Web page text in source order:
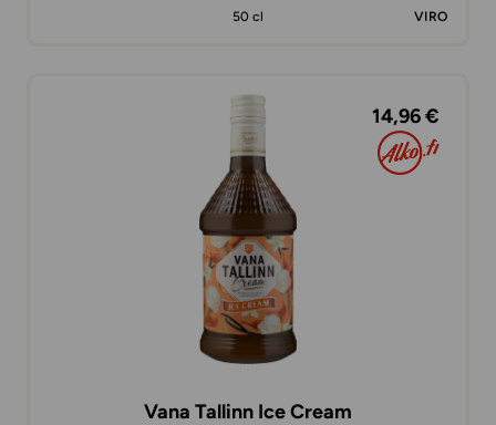
50 cl
VIRO
14,96 €
Vana Tallinn Ice Cream